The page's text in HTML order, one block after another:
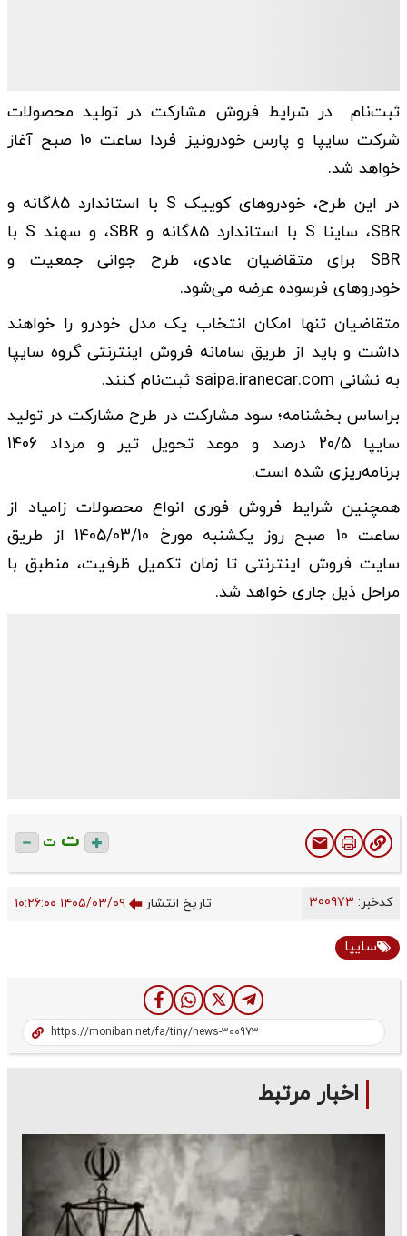
ثبت‌نام در شرایط فروش مشارکت در تولید محصولات
شرکت سایپا و پارس خودرونیز فردا ساعت 10 صبح آغاز
خواهد شد.
در این طرح، خودرو‌های کوییک S با استاندارد 85گانه و
SBR، ساینا S با استاندارد 85گانه و SBR، و سهند S با
SBR برای متقاضیان عادی، طرح جوانی جمعیت و
خودرو‌های فرسوده عرضه می‌شود.
متقاضیان تنها امکان انتخاب یک مدل خودرو را خواهند
داشت و باید از طریق سامانه فروش اینترنتی گروه سایپا
به نشانی saipa.iranecar.com ثبت‌نام کنند.
براساس بخشنامه؛ سود مشارکت در طرح مشارکت در تولید
سایپا 20/5 درصد و موعد تحویل تیر و مرداد 1406
برنامه‌ریزی شده است.
همچنین شرایط فروش فوری انواع محصولات زامیاد از
ساعت 10 صبح روز یکشنبه مورخ 1405/03/10 از طریق
سایت فروش اینترنتی تا زمان تکمیل ظرفیت، منطبق با
مراحل ذیل جاری خواهد شد.
ت ت
کدخبر: تاریخ انتشار ۱۴۰۵/۰۳/۰۹ ۱۰:۲۶:۰۰
سایپا
اخبار مرتبط